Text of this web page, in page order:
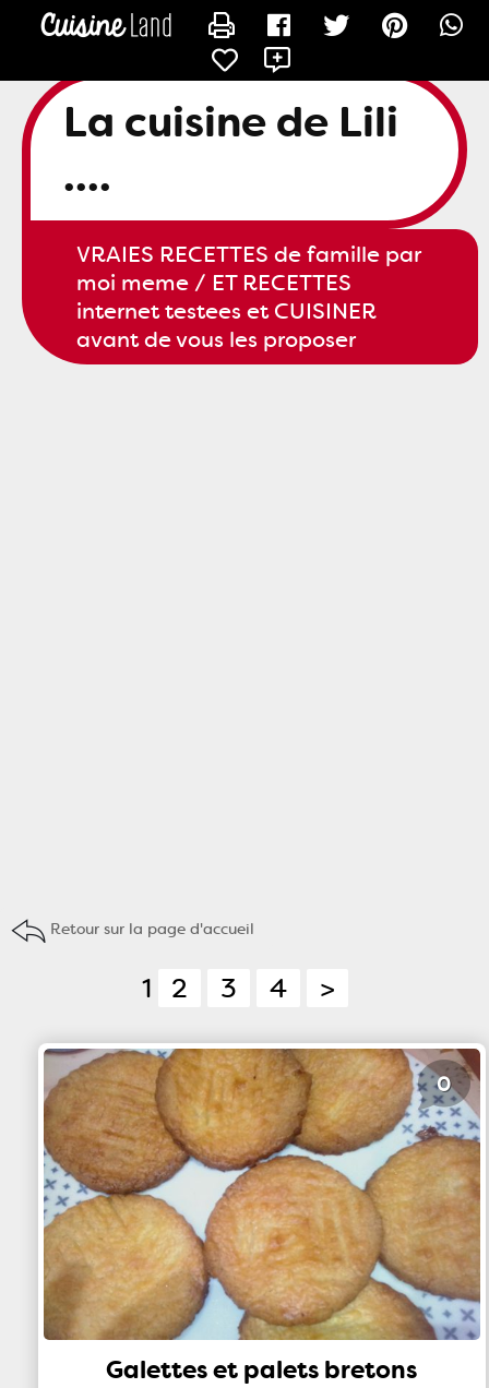
La cuisine de Lili
....
VRAIES RECETTES de famille par
moi meme / ET RECETTES
internet testees et CUISINER
avant de vous les proposer
Retour sur la page d'accueil
1 2 3 4 >
Galettes et palets bretons
0
CONTACTER SLILI34